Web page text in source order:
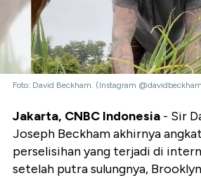
Foto: David Beckham. (Instagram
Jakarta, CNBC Indonesia - Sir
Joseph Beckham akhirnya
perselisihan yang terjadi di
setelah putra sulungnya,